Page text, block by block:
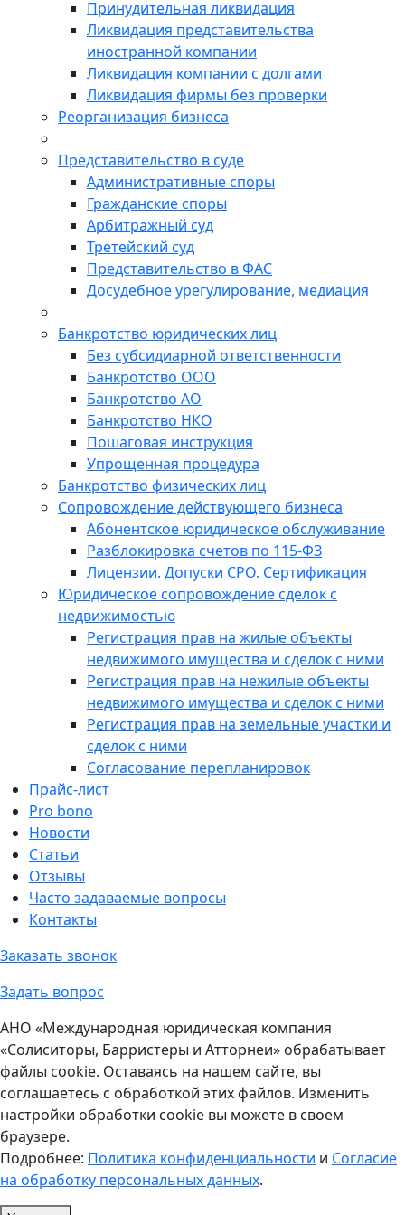
Принудительная ликвидация
Ликвидация представительства
иностранной компании
Ликвидация компании с долгами
Ликвидация фирмы без проверки
Реорганизация бизнеса
Представительство в суде
Административные споры
Гражданские споры
Арбитражный суд
Третейский суд
Представительство в ФАС
Досудебное урегулирование, медиация
Банкротство юридических лиц
Без субсидиарной ответственности
Банкротство ООО
Банкротство АО
Банкротство НКО
Пошаговая инструкция
Упрощенная процедура
Банкротство физических лиц
Сопровождение действующего бизнеса
Абонентское юридическое обслуживание
Разблокировка счетов по 115-ФЗ
Лицензии. Допуски СРО. Сертификация
Юридическое сопровождение сделок с
недвижимостью
Регистрация прав на жилые объекты
недвижимого имущества и сделок с ними
Регистрация прав на нежилые объекты
недвижимого имущества и сделок с ними
Регистрация прав на земельные участки и
сделок с ними
Согласование перепланировок
Прайс-лист
Pro bono
Новости
Статьи
Отзывы
Часто задаваемые вопросы
Контакты
Заказать звонок
Задать вопрос
АНО «Международная юридическая компания
«Солиситоры, Барристеры и Атторнеи» обрабатывает
файлы cookie. Оставаясь на нашем сайте, вы
соглашаетесь с обработкой этих файлов. Изменить
настройки обработки cookie вы можете в своем
браузере.
Подробнее: Политика конфиденциальности и Согласие
на обработку персональных данных.